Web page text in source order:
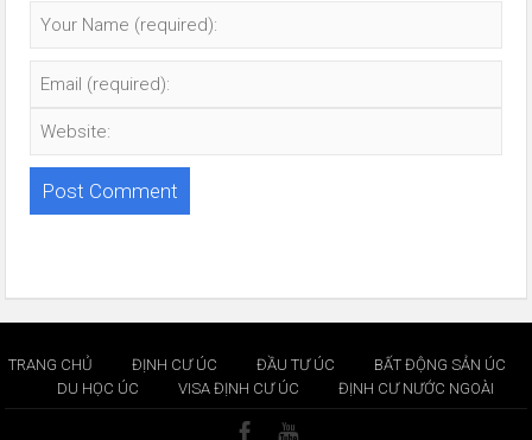
TRANG CHỦ ĐỊNH CƯ ÚC ĐẦU TƯ ÚC
BẤT ĐỘNG SẢN ÚC
DU HỌC ÚC
VISA ĐỊNH CƯ ÚC ĐỊNH CƯ NƯỚC NGOÀI